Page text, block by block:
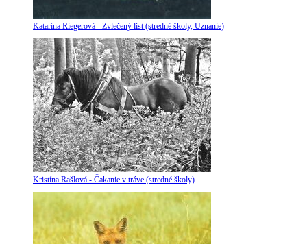
Katarína Riegerová - Zvlečený list (stredné školy, Uznanie)
Kristína Rašlová - Čakanie v tráve (stredné školy)